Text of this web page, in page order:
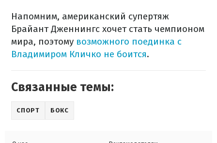
Напомним, американский супертяж
Брайант Дженнингс хочет стать чемпионом
мира, поэтому возможного поединка с
Владимиром Кличко не боится.
Связанные темы:
СПОРТ БОКС